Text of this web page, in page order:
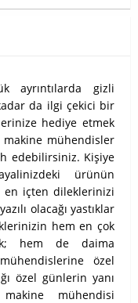
ayrıntılarda gizli
da ilgi çekici bir
hediye etmek
makine mühendisler
edebilirsiniz. Kişiye
ürünün
en içten dileklerinizi
olacağı yastıklar
hem en çok
hem de daima
özel
özel günlerin yanı
mühendisi